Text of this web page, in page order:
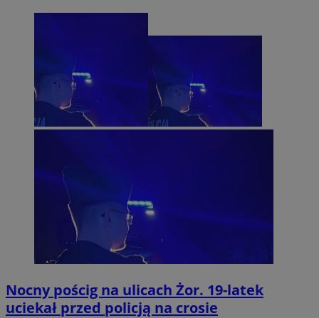
Nocny pościg na ulicach Żor. 19-latek
uciekał przed policją na crosie